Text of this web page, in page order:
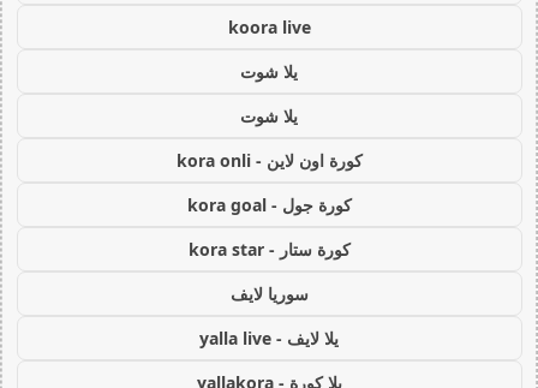
koora live
يلا شوت
يلا شوت
كورة اون لاين - kora onli
كورة جول - kora goal
كورة ستار - kora star
سوريا لايف
يلا لايف - yalla live
يلا كورة - yallakora